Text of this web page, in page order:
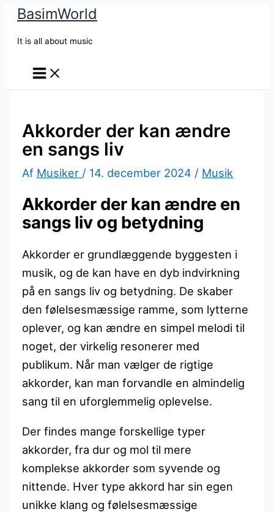
BasimWorld
It is all about music
Akkorder der kan ændre
en sangs liv
Af Musiker / 14. december 2024 / Musik
Akkorder der kan ændre en
sangs liv og betydning
Akkorder er grundlæggende byggesten i
musik, og de kan have en dyb indvirkning
på en sangs liv og betydning. De skaber
den følelsesmæssige ramme, som lytterne
oplever, og kan ændre en simpel melodi til
noget, der virkelig resonerer med
publikum. Når man vælger de rigtige
akkorder, kan man forvandle en almindelig
sang til en uforglemmelig oplevelse.
Der findes mange forskellige typer
akkorder, fra dur og mol til mere
komplekse akkorder som syvende og
nittende. Hver type akkord har sin egen
unikke klang og følelsesmæssige